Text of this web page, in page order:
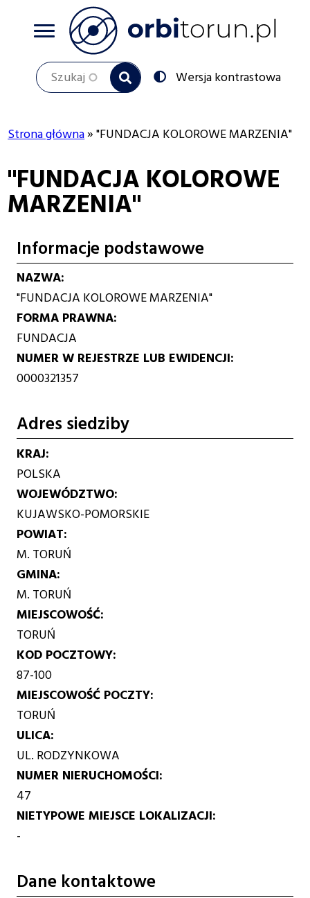
Szukaj
Przełącz
na:
Wersja kontrastowa
nawigacyjna
Strona główna "FUNDACJA KOLOROWE MARZENIA"
"FUNDACJA KOLOROWE
MARZENIA"
Informacje podstawowe
NAZWA
"FUNDACJA KOLOROWE MARZENIA"
FORMA PRAWNA
FUNDACJA
NUMER W REJESTRZE LUB EWIDENCJI
0000321357
Adres siedziby
KRAJ
POLSKA
WOJEWÓDZTWO
KUJAWSKO-POMORSKIE
POWIAT
M. TORUŃ
GMINA
M. TORUŃ
MIEJSCOWOŚĆ
TORUŃ
KOD POCZTOWY
87-100
MIEJSCOWOŚĆ POCZTY
TORUŃ
ULICA
UL. RODZYNKOWA
NUMER NIERUCHOMOŚCI
47
NIETYPOWE MIEJSCE LOKALIZACJI
-
Dane kontaktowe